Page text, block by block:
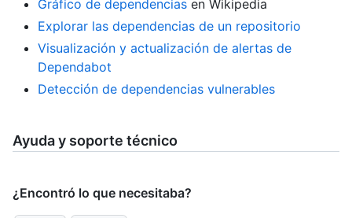
Gráfico de dependencias en Wikipedia
Explorar las dependencias de un repositorio
Visualización y actualización de alertas de
Dependabot
Detección de dependencias vulnerables
Ayuda y soporte técnico
¿Encontró lo que necesitaba?